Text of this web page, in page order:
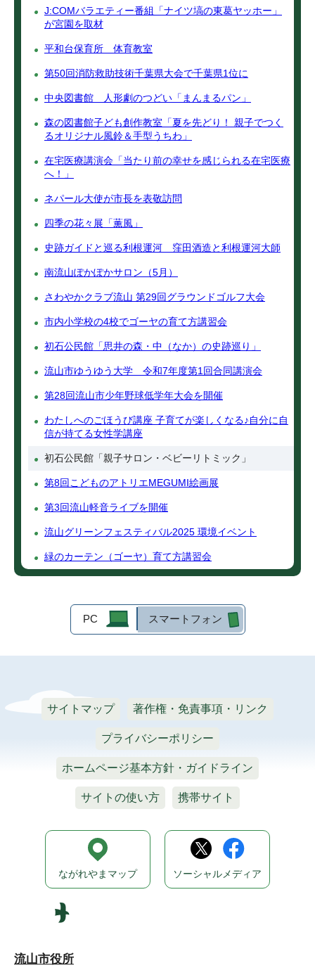
J:COMバラエティー番組「ナイツ塙の東葛ヤッホー」
が宮園を取材
平和台保育所 体育教室
第50回消防救助技術千葉県大会で千葉県1位に
中央図書館 人形劇のつどい「まんまるパン」
森の図書館子ども創作教室「夏を先どり！ 親子でつく
るオリジナル風鈴＆手型うちわ」
在宅医療講演会「当たり前の幸せを感じられる在宅医療
へ！」
ネパール大使が市長を表敬訪問
四季の花々展「薫風」
史跡ガイドと巡る利根運河 窪田酒造と利根運河大師
南流山ぽかぽかサロン（5月）
さわやかクラブ流山 第29回グラウンドゴルフ大会
市内小学校の4校でゴーヤの育て方講習会
初石公民館「思井の森・中（なか）の史跡巡り」
流山市ゆうゆう大学 令和7年度第1回合同講演会
第28回流山市少年野球低学年大会を開催
わたしへのごほうび講座 子育てが楽しくなる♪自分に自
信が持てる女性学講座
初石公民館「親子サロン・ベビーリトミック」
第8回こどものアトリエMEGUMI絵画展
第3回流山軽音ライブを開催
流山グリーンフェスティバル2025 環境イベント
緑のカーテン（ゴーヤ）育て方講習会
PC スマートフォン
サイトマップ 著作権・免責事項・リンク
プライバシーポリシー
ホームページ基本方針・ガイドライン
サイトの使い方 携帯サイト
流山市役所
ながれやまマップ ソーシャルメディア